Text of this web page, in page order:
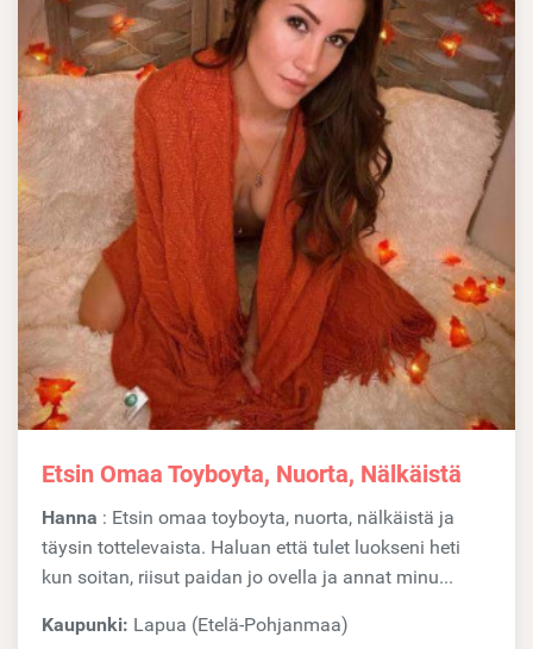
Etsin Omaa Toyboyta, Nuorta, Nälkäistä
Hanna : Etsin omaa toyboyta, nuorta, nälkäistä ja
täysin tottelevaista. Haluan että tulet luokseni heti
kun soitan, riisut paidan jo ovella ja annat minu...
Kaupunki: Lapua (Etelä-Pohjanmaa)